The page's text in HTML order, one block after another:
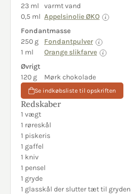
23 ml
varmt vand
0,5 ml Appelsinolie ØKO
Fondantmasse
250 g
Fondantpulver
1 ml
Orange slikfarve
Øvrigt
120 g
Mørk chokolade
Se indkøbsliste til opskriften
Redskaber
1 vægt
1 røreskål
1 piskeris
1 gaffel
1 kniv
1 pensel
1 gryde
1 glasskål der slutter tæt til gryden